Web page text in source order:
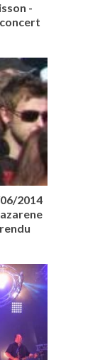
-
2014